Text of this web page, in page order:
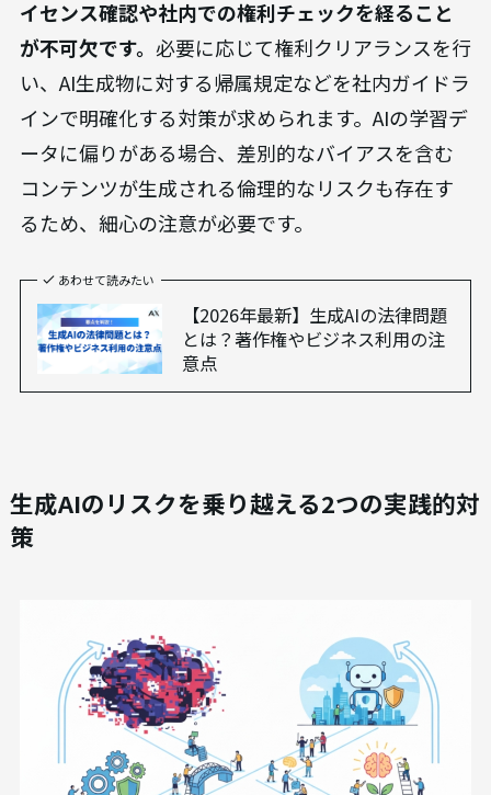
てしまうケースが考えられます。AIが学習データに
含まれる既存のイラストや文章と酷似したものを
生成してしまった場合、著作権侵害を問われる可能
性があるのです。
そのため、公開用途で利用する画像や文章は、ラ
イセンス確認や社内での権利チェックを経ること
い、AI生成物に対する帰属規定などを社内ガイドラ
インで明確化する対策が求められます。AIの学習デ
ータに偏りがある場合、差別的なバイアスを含む
あわせて読みたい
生成AIのリスクを乗り越える2つの実践的対